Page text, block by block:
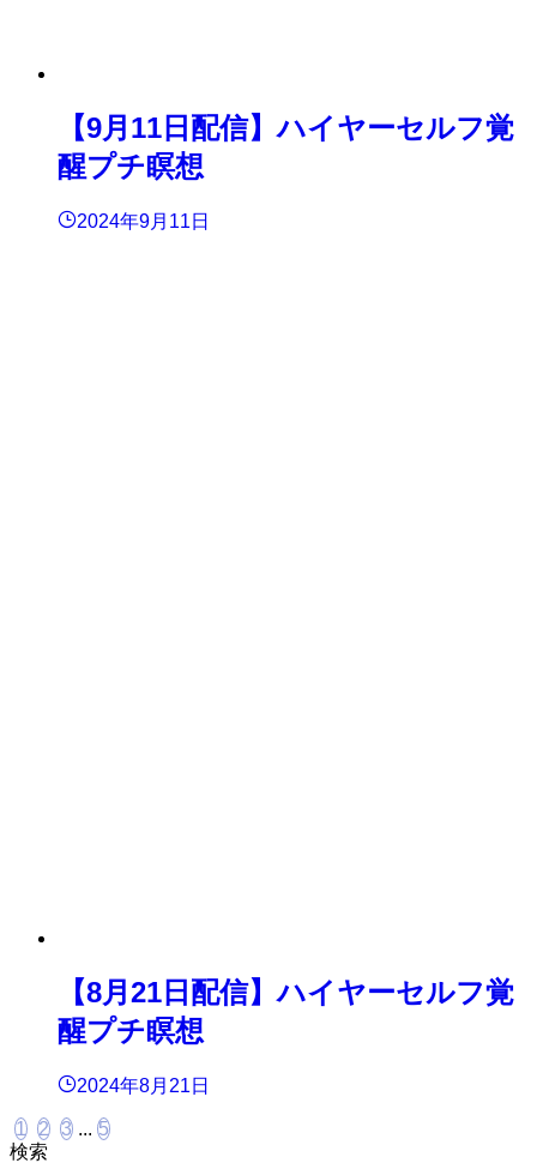
【9月11日配信】ハイヤーセルフ覚
醒プチ瞑想
2024年9月11日
【8月21日配信】ハイヤーセルフ覚
醒プチ瞑想
2024年8月21日
1 2 3 ... 5
検索